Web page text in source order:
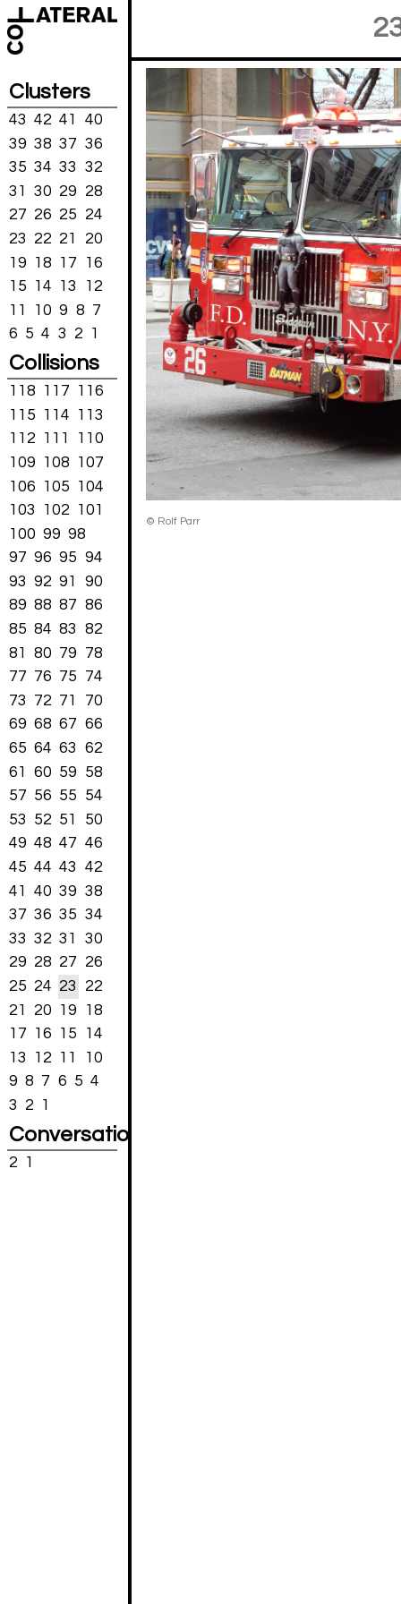
Clusters
43 42 41
40
39 38 37 36
35 34 33
32
31
30 29
28
27 26 25
24
23
22 21
20
19
18 17
16
15
14 13
12
11
10 9 8 7
6 5 4 3 2 1
Collisions
118 117
116
115
114
113
112
111
110
109
108
107
106
105
104
103
102
101
100 99 98
97 96 95 94
93 92 91
90
89 88 87 86
85 84 83
82
81
80 79
78
77 76 75
74
73
72 71
70
69 68 67 66
65 64 63
62
61
60 59
58
57 56 55
54
53
52 51
50
49 48 47 46
45 44 43
42
41
40 39 38
37 36 35 34
33 32 31
30
29 28 27
26
25 24 23
22
21
20 19
18
17
16 15
14
13
12 11
10
9 8 7 6 5 4
3
2 1
Conversations
2 1
© Rolf Parr